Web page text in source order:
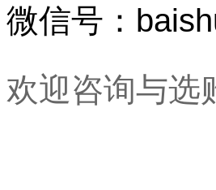
微信号：
欢迎咨询与选